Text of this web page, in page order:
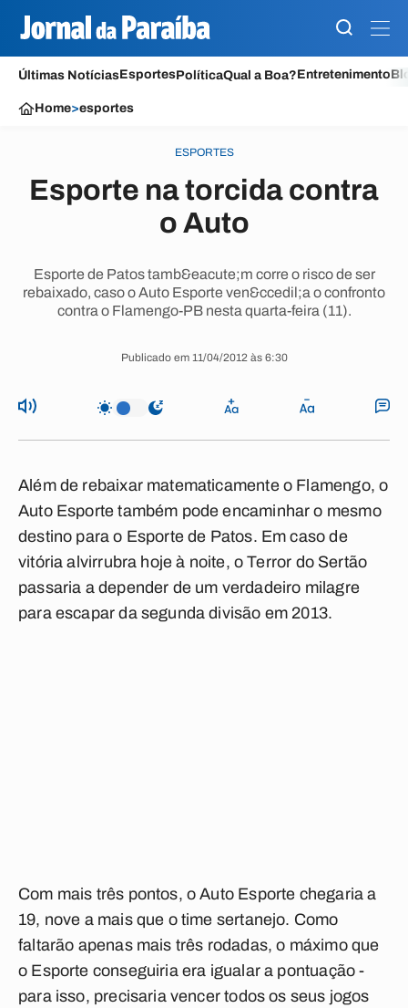
Últimas NotíciasEsportesPolíticaQual a Boa?Entretenimento
Home>esportes
ESPORTES
Esporte na torcida contra
o Auto
Esporte de Patos tamb&eacute;m corre o risco de ser
rebaixado, caso o Auto Esporte ven&ccedil;a o confronto
contra o Flamengo-PB nesta quarta-feira (11).
Publicado em 11/04/2012 às 6:30
Além de rebaixar matematicamente o Flamengo, o
Auto Esporte também pode encaminhar o mesmo
destino para o Esporte de Patos. Em caso de
vitória alvirrubra hoje à noite, o Terror do Sertão
passaria a depender de um verdadeiro milagre
para escapar da segunda divisão em 2013.
Com mais três pontos, o Auto Esporte chegaria a
19, nove a mais que o time sertanejo. Como
faltarão apenas mais três rodadas, o máximo que
o Esporte conseguiria era igualar a pontuação -
para isso, precisaria vencer todos os seus jogos